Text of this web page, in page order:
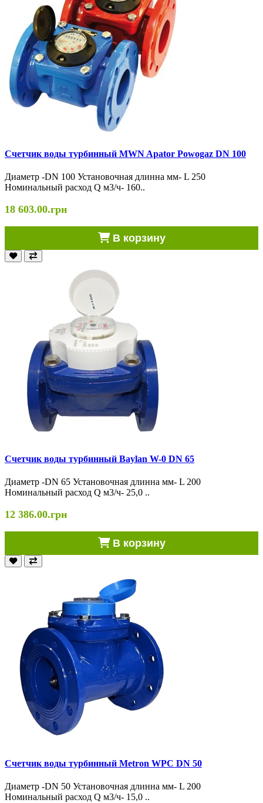
Счетчик воды турбинный MWN Apator Powogaz DN 100
Диаметр -DN 100 Установочная длинна мм- L 250
Номинальный расход Q м3/ч- 160..
18 603.00.грн
В корзину
Cчетчик воды турбинный Baylan W-0 DN 65
Диаметр -DN 65 Установочная длинна мм- L 200
Номинальный расход Q м3/ч- 25,0 ..
12 386.00.грн
В корзину
Счетчик воды турбинный Metron WPC DN 50
Диаметр -DN 50 Установочная длинна мм- L 200
Номинальный расход Q м3/ч- 15,0 ..